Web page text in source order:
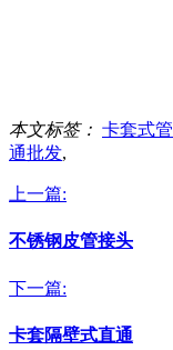
本文标签： 卡套式
通批发,
上一篇:
不锈钢皮管接头
下一篇:
卡套隔壁式直通